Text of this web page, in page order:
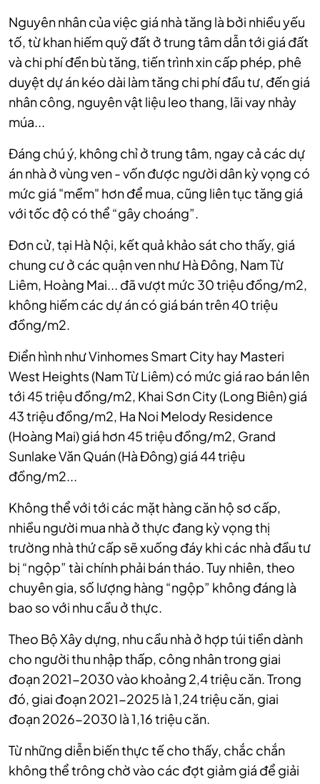
Nguyên nhân của việc giá nhà tăng là bởi nhiều yếu
tố, từ khan hiếm quỹ đất ở trung tâm dẫn tới giá đất
và chi phí đền bù tăng, tiến trình xin cấp phép, phê
duyệt dự án kéo dài làm tăng chi phí đầu tư, đến giá
nhân công, nguyên vật liệu leo thang, lãi vay nhảy
múa...
Đáng chú ý, không chỉ ở trung tâm, ngay cả các dự
án nhà ở vùng ven - vốn được người dân kỳ vọng có
mức giá "mềm" hơn để mua, cũng liên tục tăng giá
với tốc độ có thể “gây choáng”.
Đơn cử, tại Hà Nội, kết quả khảo sát cho thấy, giá
chung cư ở các quận ven như Hà Đông, Nam Từ
Liêm, Hoàng Mai... đã vượt mức 30 triệu đồng/m2,
không hiếm các dự án có giá bán trên 40 triệu
đồng/m2.
Điển hình như Vinhomes Smart City hay Masteri
West Heights (Nam Từ Liêm) có mức giá rao bán lên
tới 45 triệu đồng/m2, Khai Sơn City (Long Biên) giá
43 triệu đồng/m2, Ha Noi Melody Residence
(Hoàng Mai) giá hơn 45 triệu đồng/m2, Grand
Sunlake Văn Quán (Hà Đông) giá 44 triệu
đồng/m2...
Không thể với tới các mặt hàng căn hộ sơ cấp,
nhiều người mua nhà ở thực đang kỳ vọng thị
trường nhà thứ cấp sẽ xuống đáy khi các nhà đầu tư
bị “ngộp” tài chính phải bán tháo. Tuy nhiên, theo
chuyên gia, số lượng hàng “ngộp” không đáng là
bao so với nhu cầu ở thực.
Theo Bộ Xây dựng, nhu cầu nhà ở hợp túi tiền dành
cho người thu nhập thấp, công nhân trong giai
đoạn 2021-2030 vào khoảng 2,4 triệu căn. Trong
đó, giai đoạn 2021-2025 là 1,24 triệu căn, giai
đoạn 2026-2030 là 1,16 triệu căn.
Từ những diễn biến thực tế cho thấy, chắc chắn
không thể trông chờ vào các đợt giảm giá để giải